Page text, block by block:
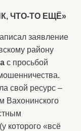
ЧТО-ТО ЕЩЁ»
заявление
району
с просьбой
свой ресурс –
Вахонинского
которого «всё